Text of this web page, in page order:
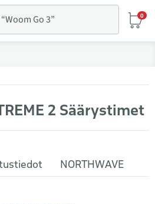
0
2 Säärystimet
NORTHWAVE